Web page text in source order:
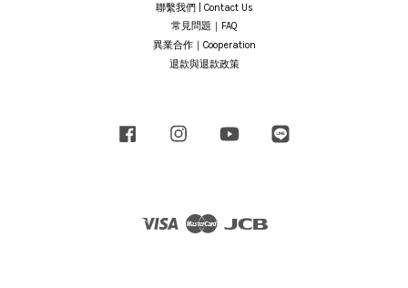
聯繫我們 | Contact Us
常見問題｜FAQ
異業合作｜Cooperation
退款與退款政策
Facebook Instagram YouTube
Visa Master